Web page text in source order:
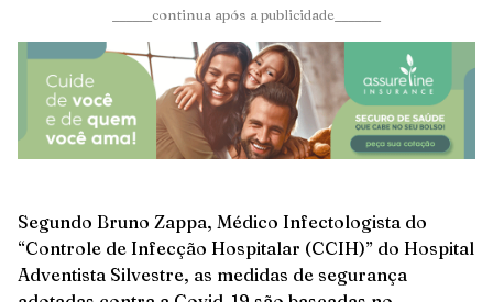
______continua após a publicidade_______
Segundo Bruno Zappa, Médico Infectologista do
“Controle de Infecção Hospitalar (CCIH)” do Hospital
Adventista Silvestre, as medidas de segurança